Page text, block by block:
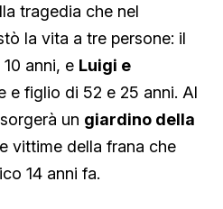
tragedia che nel
la vita a tre persone: il
10 anni, e Luigi e
e figlio di 52 e 25 anni. Al
un giardino della
vittime della frana che
14 anni fa.